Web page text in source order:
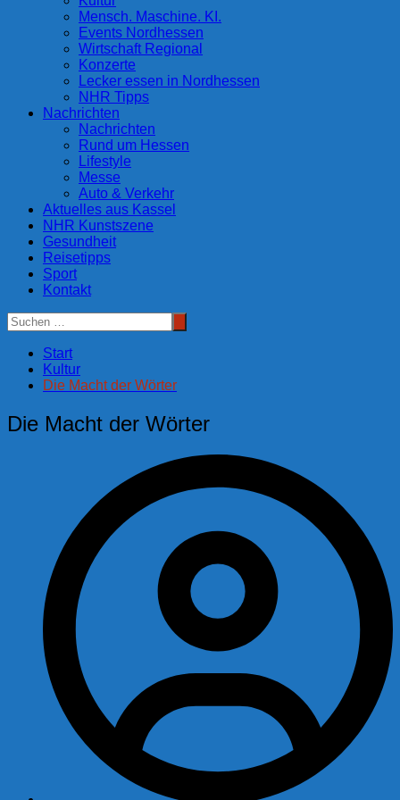
Mensch. Maschine. KI.
Events Nordhessen
Wirtschaft Regional
Konzerte
Lecker essen in Nordhessen
NHR Tipps
Nachrichten
Nachrichten
Rund um Hessen
Lifestyle
Messe
Auto & Verkehr
Aktuelles aus Kassel
NHR Kunstszene
Gesundheit
Reisetipps
Sport
Kontakt
Start
Kultur
Die Macht der Wörter
Die Macht der Wörter